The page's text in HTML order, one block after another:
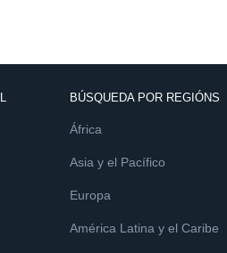
BÚSQUEDA POR REGIÓNS
África
Asia y el Pacífico
Europa
América Latina y el Caribe